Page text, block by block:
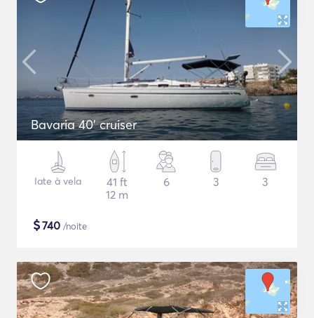
Bavaria 40' cruiser
Iate à vela
41 ft
12 m
6 3 3
$740 /noite